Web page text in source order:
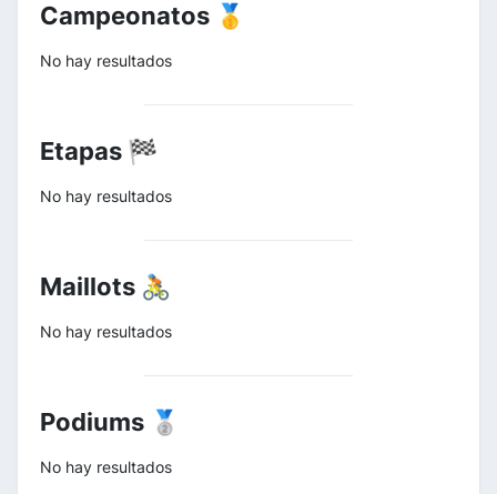
Campeonatos 🥇
No hay resultados
Etapas 🏁
No hay resultados
Maillots 🚴
No hay resultados
Podiums 🥈
No hay resultados